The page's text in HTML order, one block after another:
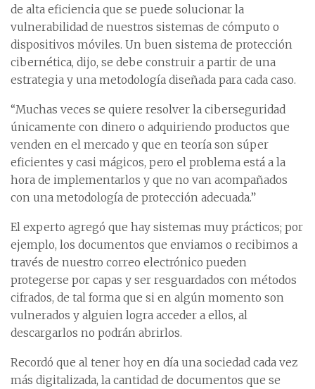
de alta eficiencia que se puede solucionar la
vulnerabilidad de nuestros sistemas de cómputo o
dispositivos móviles. Un buen sistema de protección
cibernética, dijo, se debe construir a partir de una
estrategia y una metodología diseñada para cada caso.
“Muchas veces se quiere resolver la ciberseguridad
únicamente con dinero o adquiriendo productos que
venden en el mercado y que en teoría son súper
eficientes y casi mágicos, pero el problema está a la
hora de implementarlos y que no van acompañados
con una metodología de protección adecuada.”
El experto agregó que hay sistemas muy prácticos; por
ejemplo, los documentos que enviamos o recibimos a
través de nuestro correo electrónico pueden
protegerse por capas y ser resguardados con métodos
cifrados, de tal forma que si en algún momento son
vulnerados y alguien logra acceder a ellos, al
descargarlos no podrán abrirlos.
Recordó que al tener hoy en día una sociedad cada vez
más digitalizada, la cantidad de documentos que se